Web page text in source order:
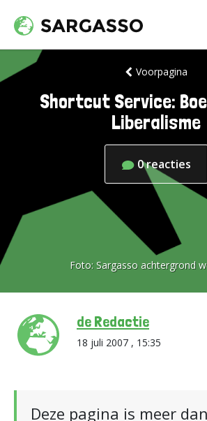
Voorpagina
Shortcut Service:
Liberalisme
0reacties
Foto: Sargasso achtergrond
de Redactie
18 juli 2007 , 15:35
Deze pagina is meer